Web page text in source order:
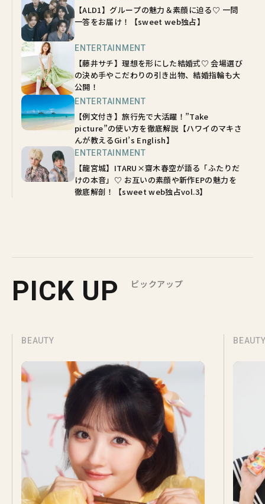
【ALD1】グループの魅力＆素顔に迫る♡ 一問
一答をお届け！【sweet web独占】
ENTERTAINMENT
【藤井サチ】理想を形にした結婚式♡ 会場選び
の決め手やこだわりの引き出物、結婚指輪も大
公開！
ENTERTAINMENT
【例文付き】旅行先で大活躍！”Take
picture”の使い方を徹底解説【ハワイのマキさ
んが教えるGirl’s English】
ENTERTAINMENT
【龍宮城】ITARU×齋木春空が語る「ふたりだ
けの本音」♡ お互いの素顔や新作EPの魅力を
徹底解剖！【sweet web独占vol.3】
PICK UP ピックアップ
BEAUTY